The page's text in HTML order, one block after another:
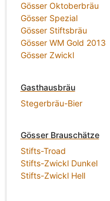
Gösser Oktoberbräu
Gösser Spezial
Gösser Stiftsbräu
Gösser WM Gold 2013
Gösser Zwickl
Gasthausbräu
Stegerbräu-Bier
Gösser Brauschätze
Stifts-Troad
Stifts-Zwickl Dunkel
Stifts-Zwickl Hell